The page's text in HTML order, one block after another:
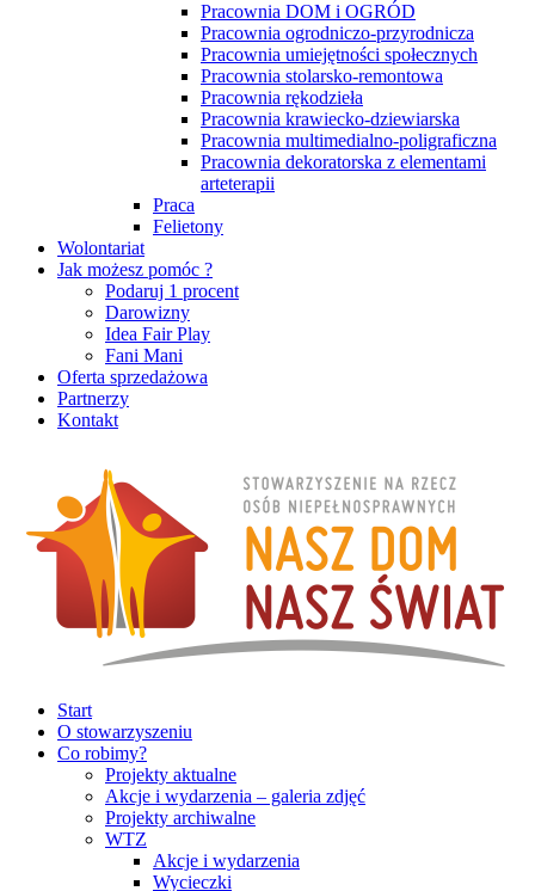
Pracownia DOM i OGRÓD
Pracownia ogrodniczo-przyrodnicza
Pracownia umiejętności społecznych
Pracownia stolarsko-remontowa
Pracownia rękodzieła
Pracownia krawiecko-dziewiarska
Pracownia multimedialno-poligraficzna
Pracownia dekoratorska z elementami
arteterapii
Praca
Felietony
Wolontariat
Jak możesz pomóc ?
Podaruj 1 procent
Darowizny
Idea Fair Play
Fani Mani
Oferta sprzedażowa
Partnerzy
Kontakt
Start
O stowarzyszeniu
Co robimy?
Projekty aktualne
Akcje i wydarzenia – galeria zdjęć
Projekty archiwalne
WTZ
Akcje i wydarzenia
Wycieczki